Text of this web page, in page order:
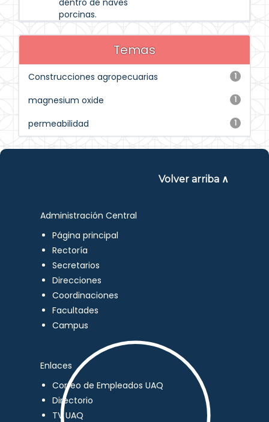
dentro de naves
porcinas.
Temas
1
Construcciones agropecuarias
1
magnesium oxide
1
permeabilidad
Volver arriba ∧
Administración Central
Página principal
Rectoría
Secretarios
Direcciones
Coordinaciones
Facultades
Campus
Enlaces
Correo de Empleados UAQ
Directorio
TV UAQ